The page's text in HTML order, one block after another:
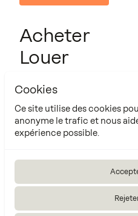
Cookies
Ce site utilise des cookies
anonyme le trafic et nous
expérience possible.
ABONNEZ-
Acheter
Louer
Projets
Contact
À propos